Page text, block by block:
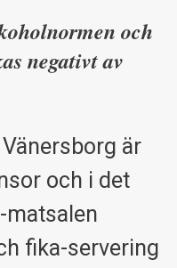
och
negativt av
är
och i det
matsalen
fika-servering